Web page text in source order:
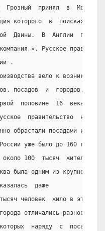
принял  в  Москве
которого  в  поисках
Двины.  В  Англии  после
». Русское
.
вело к
посадов  и  городов.
половине  16  века.
правительство  на
обрастали посадами и
уже было до 160
около 100  тысяч  жителей.
была одним из крупнейших
даже
человек  жило в это
отличались
наряду  с  посадским